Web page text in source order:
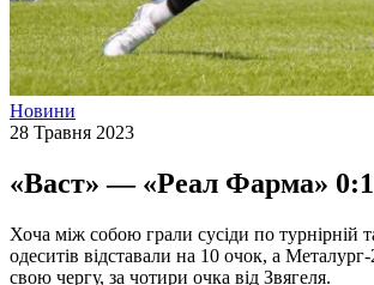
Новини
28 Травня 2023
«Васт» — «Реал Фарма»
Хоча між собою грали сусіди по турнірній
одеситів відставали на 10 очок, а
свою чергу, за чотири очка від Звягеля.